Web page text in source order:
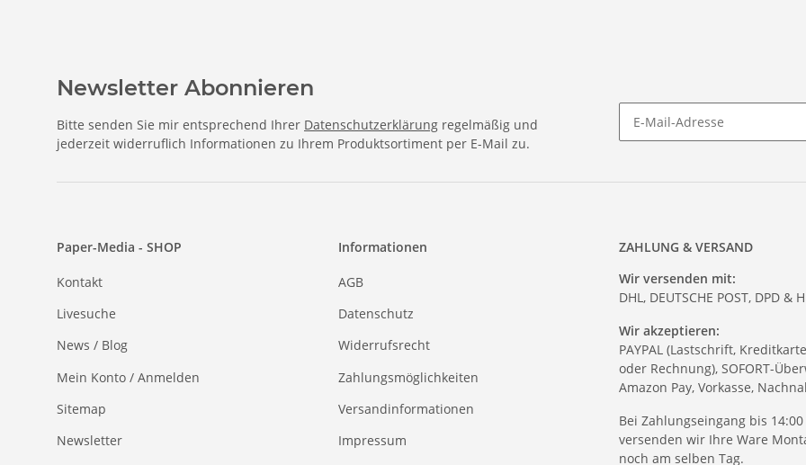
Newsletter Abonnieren
Bitte senden Sie mir entsprechend Ihrer Datenschutzerklärung regelmäßig und
jederzeit widerruflich Informationen zu Ihrem Produktsortiment per E-Mail zu.
Paper-Media - SHOP
Kontakt
Livesuche
News / Blog
Mein Konto / Anmelden
Sitemap
Newsletter
Informationen
AGB
Datenschutz
Widerrufsrecht
Zahlungsmöglichkeiten
Versandinformationen
Impressum
ZAHLUNG & VERSAND
Wir versenden mit:
DHL, DEUTSCHE POST, DPD &
Wir akzeptieren:
PAYPAL (Lastschrift,
oder Rechnung), SOFORT-
Amazon Pay, Vorkasse,
Bei Zahlungseingang bis
versenden wir Ihre Ware
noch am selben Tag.